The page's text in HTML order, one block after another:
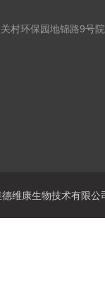
村环保园地锦路9号院
德维康生物技术有